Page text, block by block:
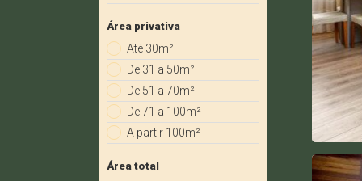
Área privativa
Até 30m²
De 31 a 50m²
De 51 a 70m²
De 71 a 100m²
A partir 100m²
Área total